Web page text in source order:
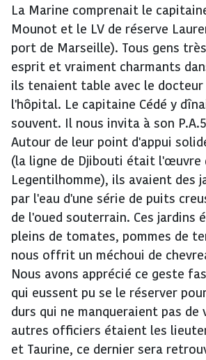
La Marine comprenait le
Mounot et le LV de réserve
port de Marseille). Tous gens
esprit et vraiment charmants
ils tenaient table avec le
l'hôpital. Le capitaine Cédé y
souvent. Il nous invita à son
Autour de leur point d'appui
(la ligne de Djibouti était l'œuvre
Legentilhomme), ils avaient des
par l'eau d'une série de puits
de l'oued souterrain. Ces jardins
pleins de tomates, pommes de
nous offrit un méchoui de
Nous avons apprécié ce geste
qui eussent pu se le réserver
durs qui ne manqueraient pas de
autres officiers étaient les
et Taurine, ce dernier sera